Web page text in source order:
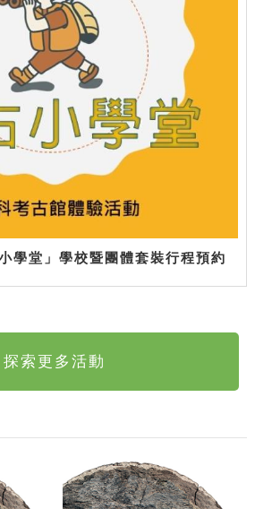
學堂」學校暨團體套裝行程預約
探索更多活動